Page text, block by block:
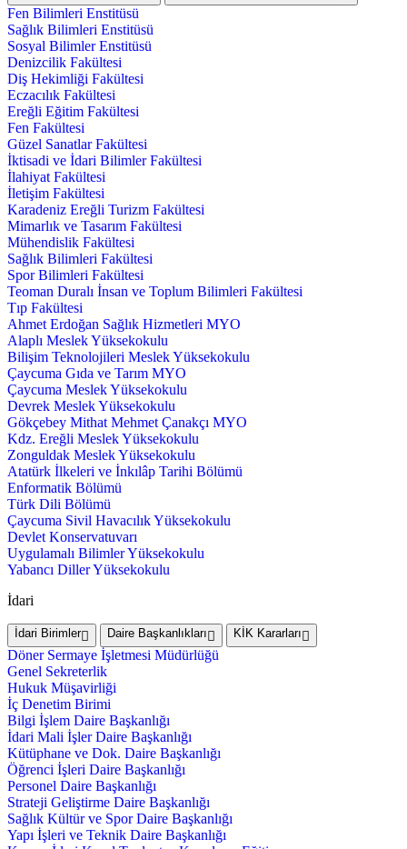
Fen Bilimleri Enstitüsü
Sağlık Bilimleri Enstitüsü
Sosyal Bilimler Enstitüsü
Denizcilik Fakültesi
Diş Hekimliği Fakültesi
Eczacılık Fakültesi
Ereğli Eğitim Fakültesi
Fen Fakültesi
Güzel Sanatlar Fakültesi
İktisadi ve İdari Bilimler Fakültesi
İlahiyat Fakültesi
İletişim Fakültesi
Karadeniz Ereğli Turizm Fakültesi
Mimarlık ve Tasarım Fakültesi
Mühendislik Fakültesi
Sağlık Bilimleri Fakültesi
Spor Bilimleri Fakültesi
Teoman Duralı İnsan ve Toplum Bilimleri Fakültesi
Tıp Fakültesi
Ahmet Erdoğan Sağlık Hizmetleri MYO
Alaplı Meslek Yüksekokulu
Bilişim Teknolojileri Meslek Yüksekokulu
Çaycuma Gıda ve Tarım MYO
Çaycuma Meslek Yüksekokulu
Devrek Meslek Yüksekokulu
Gökçebey Mithat Mehmet Çanakçı MYO
Kdz. Ereğli Meslek Yüksekokulu
Zonguldak Meslek Yüksekokulu
Atatürk İlkeleri ve İnkılâp Tarihi Bölümü
Enformatik Bölümü
Türk Dili Bölümü
Çaycuma Sivil Havacılık Yüksekokulu
Devlet Konservatuvarı
Uygulamalı Bilimler Yüksekokulu
Yabancı Diller Yüksekokulu
İdari
İdari Birimler Daire Başkanlıkları KİK Kararları
Döner Sermaye İşletmesi Müdürlüğü
Genel Sekreterlik
Hukuk Müşavirliği
İç Denetim Birimi
Bilgi İşlem Daire Başkanlığı
İdari Mali İşler Daire Başkanlığı
Kütüphane ve Dok. Daire Başkanlığı
Öğrenci İşleri Daire Başkanlığı
Personel Daire Başkanlığı
Strateji Geliştirme Daire Başkanlığı
Sağlık Kültür ve Spor Daire Başkanlığı
Yapı İşleri ve Teknik Daire Başkanlığı